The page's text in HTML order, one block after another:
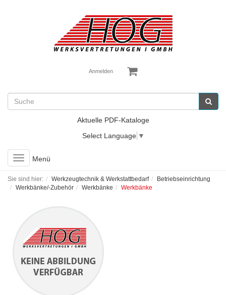
Anmelden
Aktuelle PDF-Kataloge
Select Language ▼
Toggle
navigation
Menü
Sie sind hier: Werkzeugtechnik & Werkstattbedarf
Betriebseinrichtung
Werkbänke/-Zubehör
Werkbänke Werkbänke